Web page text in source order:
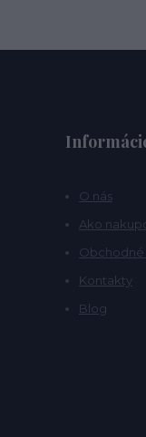
O nás
Ako
Kontakty
Blog